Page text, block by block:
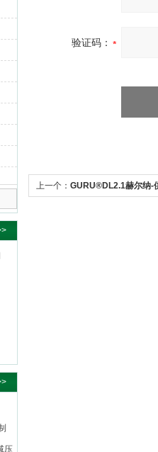
压
验证码：
上一个： GURU®DL2.1赫尔纳